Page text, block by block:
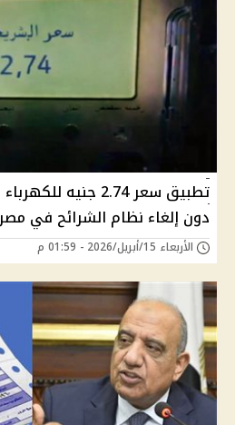
تطبيق سعر 2.74
دون إلغاء نظام الشرائح في
الأربعاء 15/أبريل/2026 - 01:59 م